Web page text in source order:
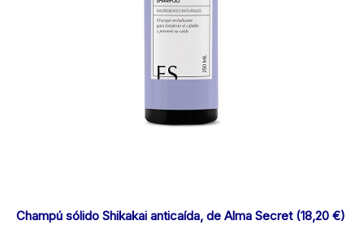
Champú sólido Shikakai anticaída, de Alma Secret (18,20 €)